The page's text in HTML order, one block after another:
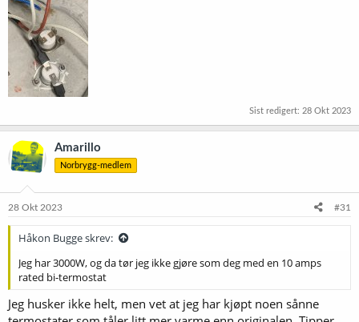
Sist redigert: 28 Okt 2023
Amarillo
Norbrygg-medlem
28 Okt 2023 #31
Håkon Bugge skrev:
Jeg har 3000W, og da tør jeg ikke gjøre som deg med en 10 amps
rated bi-termostat
Jeg husker ikke helt, men vet at jeg har kjøpt noen sånne